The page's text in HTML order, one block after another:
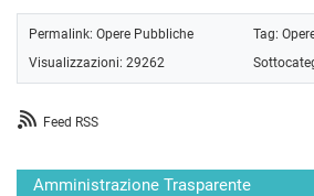
Permalink: Opere Pubbliche Tag:
Visualizzazioni: 29262
Feed RSS
Amministrazione Trasparente